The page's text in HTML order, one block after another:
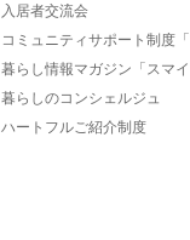
入居者交流会
コミュニティサポート制度
暮らし情報マガジン「スマイ
暮らしのコンシェルジュ
ハートフルご紹介制度